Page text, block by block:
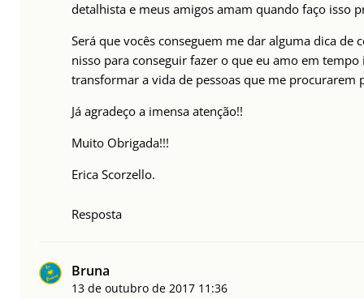
detalhista e meus amigos amam quando faço isso
Será que vocês conseguem me dar alguma dica de
nisso para conseguir fazer o que eu amo em tempo
transformar a vida de pessoas que me procurarem
Já agradeço a imensa atenção!!
Muito Obrigada!!!
Erica Scorzello.
Resposta
Bruna
13 de outubro de 2017 11:36